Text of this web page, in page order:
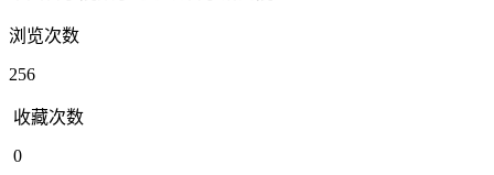
浏览次数
256
收藏次数
0